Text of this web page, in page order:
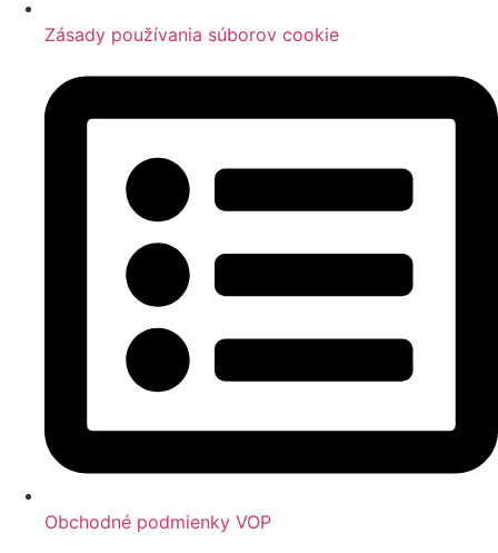
Zásady používania súborov cookie
Obchodné podmienky VOP